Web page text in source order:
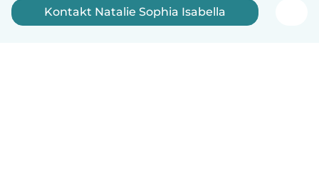
Kontakt Natalie Sophia Isabella